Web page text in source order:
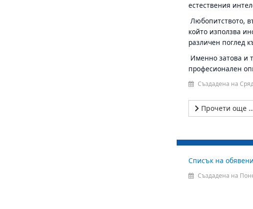
естествения
Любопитството,
който използва
различен поглед
Именно затова и
професионален
Създадена на
Прочети още …
Списък на
Създадена на